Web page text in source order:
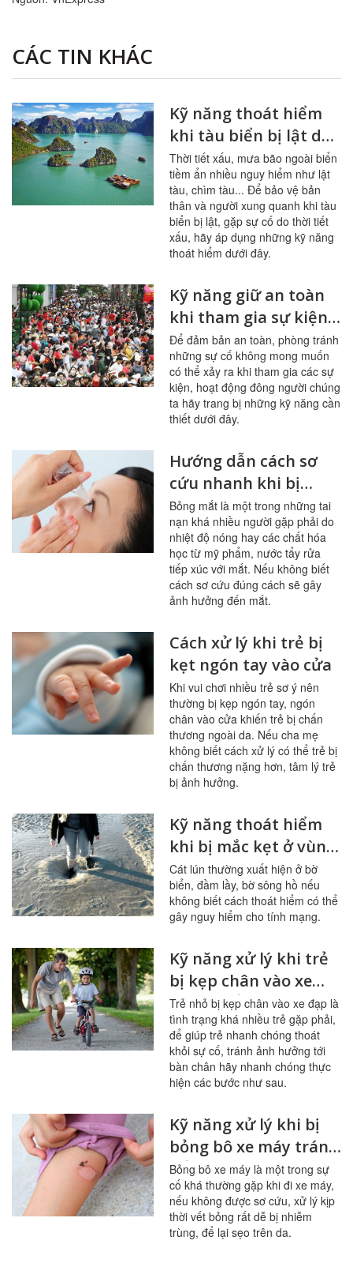
CÁC TIN KHÁC
Kỹ năng thoát hiểm
khi tàu biển bị lật do
thời tiết xấu
Thời tiết xấu, mưa bão ngoài biển
tiềm ẩn nhiều nguy hiểm như lật
tàu, chìm tàu... Để bảo vệ bản
thân và người xung quanh khi tàu
biển bị lật, gặp sự cố do thời tiết
xấu, hãy áp dụng những kỹ năng
thoát hiểm dưới đây.
Kỹ năng giữ an toàn
khi tham gia sự kiện
đông người
Để đảm bản an toàn, phòng tránh
những sự cố không mong muốn
có thể xảy ra khi tham gia các sự
kiện, hoạt động đông người chúng
ta hãy trang bị những kỹ năng cần
thiết dưới đây.
Hướng dẫn cách sơ
cứu nhanh khi bị
bỏng mắt
Bỏng mắt là một trong những tai
nạn khá nhiều người gặp phải do
nhiệt độ nóng hay các chất hóa
học từ mỹ phẩm, nước tẩy rửa
tiếp xúc với mắt. Nếu không biết
cách sơ cứu đúng cách sẽ gây
ảnh hưởng đến mắt.
Cách xử lý khi trẻ bị
kẹt ngón tay vào cửa
Khi vui chơi nhiều trẻ sơ ý nên
thường bị kẹp ngón tay, ngón
chân vào cửa khiến trẻ bị chấn
thương ngoài da. Nếu cha mẹ
không biết cách xử lý có thể trẻ bị
chấn thương nặng hơn, tâm lý trẻ
bị ảnh hưởng.
Kỹ năng thoát hiểm
khi bị mắc kẹt ở vùng
cát lún
Cát lún thường xuất hiện ở bờ
biển, đầm lầy, bờ sông hồ nếu
không biết cách thoát hiểm có thể
gây nguy hiểm cho tính mạng.
Kỹ năng xử lý khi trẻ
bị kẹp chân vào xe
đạp chuẩn xác
Trẻ nhỏ bị kẹp chân vào xe đạp là
tình trạng khá nhiều trẻ gặp phải,
để giúp trẻ nhanh chóng thoát
khỏi sự cố, tránh ảnh hưởng tới
bàn chân hãy nhanh chóng thực
hiện các bước như sau.
Kỹ năng xử lý khi bị
bỏng bô xe máy tránh
để lại sẹo
Bỏng bô xe máy là một trong sự
cố khá thường gặp khi đi xe máy,
nếu không được sơ cứu, xử lý kịp
thời vết bỏng rất dễ bị nhiễm
trùng, để lại sẹo trên da.